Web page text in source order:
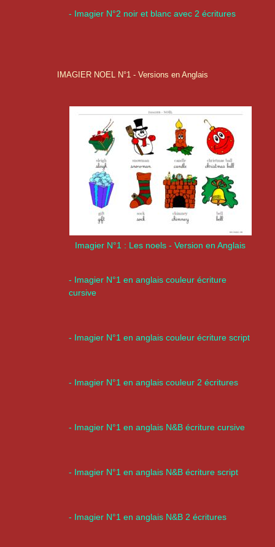
- Imagier N°2 noir et blanc avec 2 écritures
IMAGIER NOEL N°1 - Versions en Anglais
Imagier N°1 : Les noels - Version en Anglais
- Imagier N°1 en anglais couleur écriture
cursive
- Imagier N°1 en anglais couleur écriture script
- Imagier N°1 en anglais couleur 2 écritures
- Imagier N°1 en anglais N&B écriture cursive
- Imagier N°1 en anglais N&B écriture script
- Imagier N°1 en anglais N&B 2 écritures